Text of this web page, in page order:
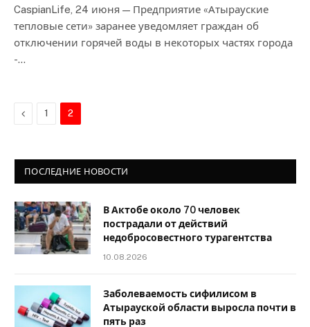
CaspianLife, 24 июня — Предприятие «Атырауские
тепловые сети» заранее уведомляет граждан об
отключении горячей воды в некоторых частях города
-…
Previous
1 2
ПОСЛЕДНИЕ НОВОСТИ
В Актобе около 70 человек
пострадали от действий
недобросовестного турагентства
10.08.2026
Заболеваемость сифилисом в
Атырауской области выросла почти в
пять раз